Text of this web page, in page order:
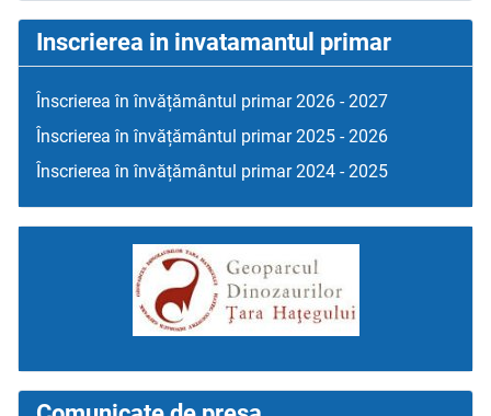
Inscrierea in invatamantul primar
Înscrierea în învățământul primar 2026 - 2027
Înscrierea în învățământul primar 2025 - 2026
Înscrierea în învățământul primar 2024 - 2025